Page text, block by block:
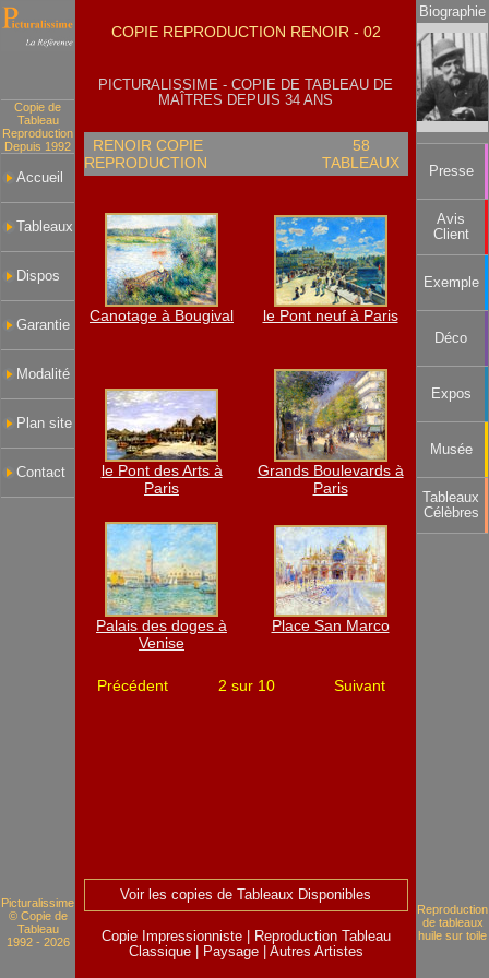
Copie de
Tableau
Reproduction
Depuis 1992
Accueil
Tableaux
Dispos
Garantie
Modalité
Plan site
Contact
COPIE REPRODUCTION RENOIR - 02
PICTURALISSIME - COPIE DE TABLEAU DE
MAÎTRES DEPUIS 34 ANS
RENOIR COPIE
REPRODUCTION
58
TABLEAUX
Canotage à Bougival le Pont neuf à Paris
le Pont des Arts à
Paris
Grands Boulevards à
Paris
Palais des doges à
Venise
Place San Marco
Précédent 2 sur 10 Suivant
Biographie
Presse
Avis
Client
Exemple
Déco
Expos
Musée
Tableaux
Célèbres
Picturalissime
© Copie de
Tableau
1992 - 2026
Voir les copies de Tableaux Disponibles
Copie Impressionniste
Reproduction Tableau
Classique
Paysage Autres Artistes
Reproduction
de tableaux
huile sur toile